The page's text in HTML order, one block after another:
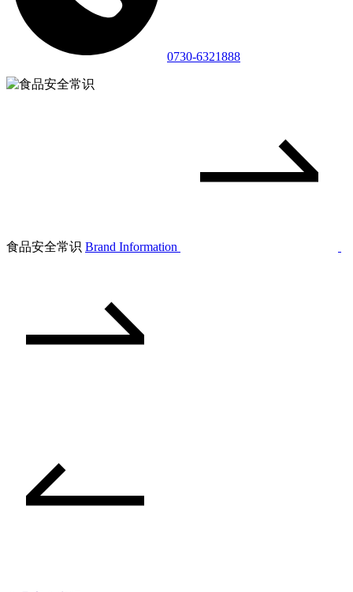
0730-6321888
食品安全常识 Brand Information